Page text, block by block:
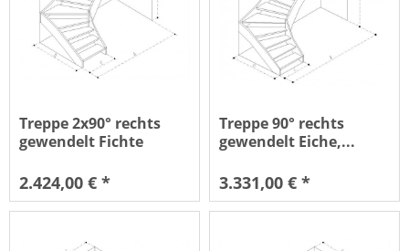
Treppe 2x90° rechts
gewendelt Fichte
2.424,00 € *
Treppe 90° rechts
gewendelt Eiche,...
3.331,00 € *